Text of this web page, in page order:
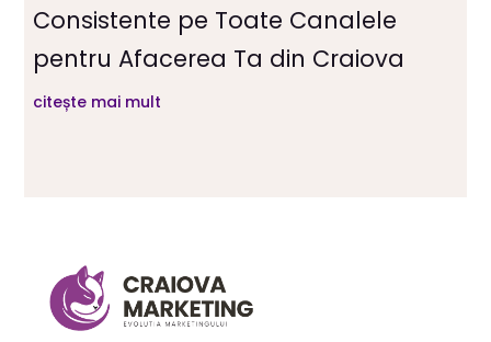
Consistente pe Toate Canalele
pentru Afacerea Ta din Craiova
citește mai mult